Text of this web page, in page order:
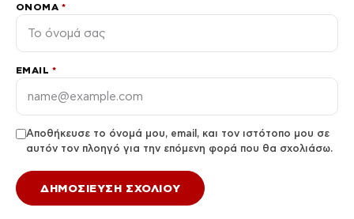
ΌΝΟΜΑ *
EMAIL *
Αποθήκευσε το όνομά μου, email, και τον ιστότοπο μου σε
αυτόν τον πλοηγό για την επόμενη φορά που θα σχολιάσω.